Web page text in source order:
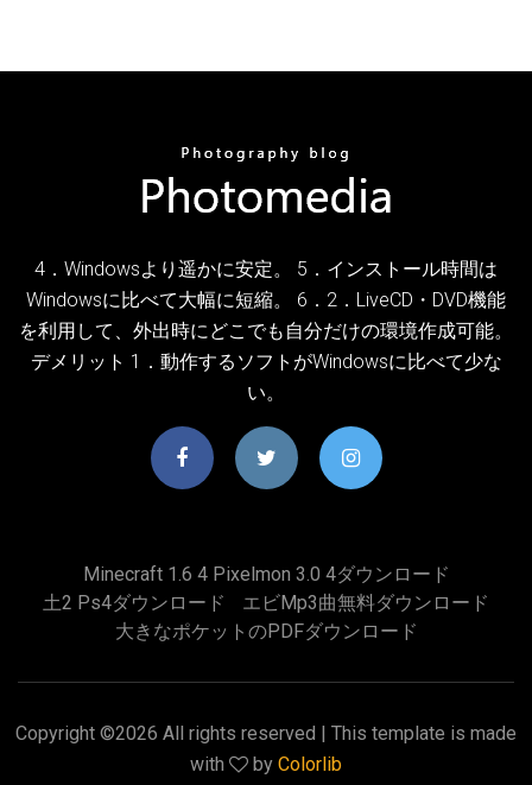
4．Windowsより遥かに安定。 5．インストール時間は
Windowsに比べて大幅に短縮。 6．2．LiveCD・DVD機能
を利用して、外出時にどこでも自分だけの環境作成可能。
デメリット 1．動作するソフトがWindowsに比べて少な
い。
Minecraft 1.6 4 Pixelmon 3.0 4ダウンロード
土2 Ps4ダウンロード
エビmp3曲無料ダウンロード
大きなポケットのPDFダウンロード
Copyright ©2026 All rights reserved | This template is made
with
by Colorlib